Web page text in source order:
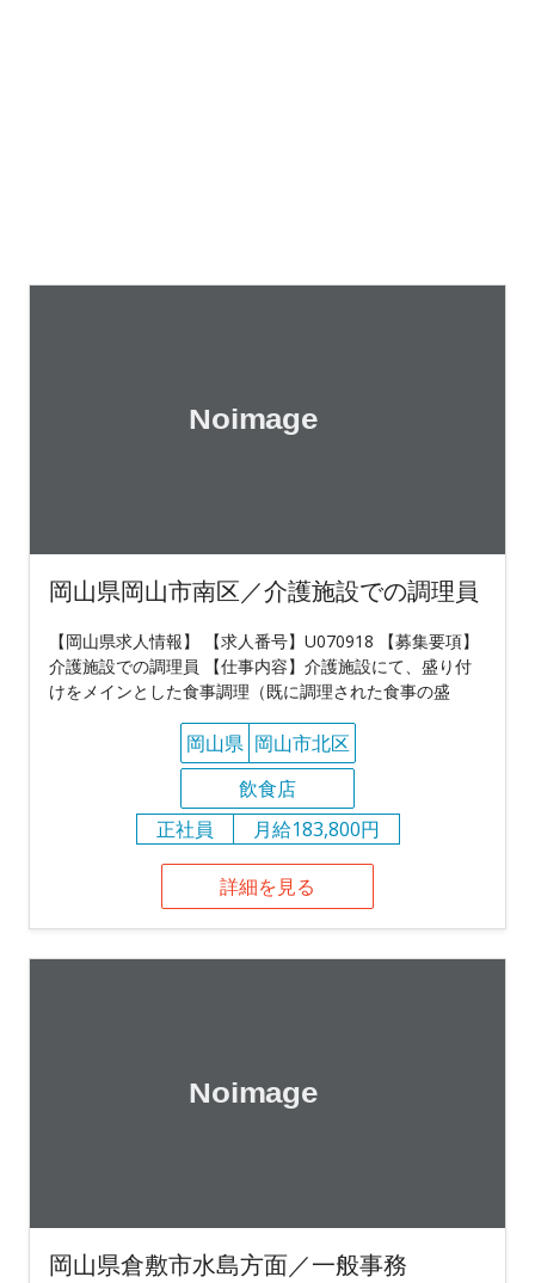
岡山県岡山市南区／介護施設での調理員
【岡山県求人情報】 【求人番号】U070918 【募集要項】
介護施設での調理員 【仕事内容】介護施設にて、盛り付
けをメインとした食事調理（既に調理された食事の盛
岡山県 岡山市北区
飲食店
正社員
月給183,800円
詳細を見る
岡山県倉敷市水島方面／一般事務